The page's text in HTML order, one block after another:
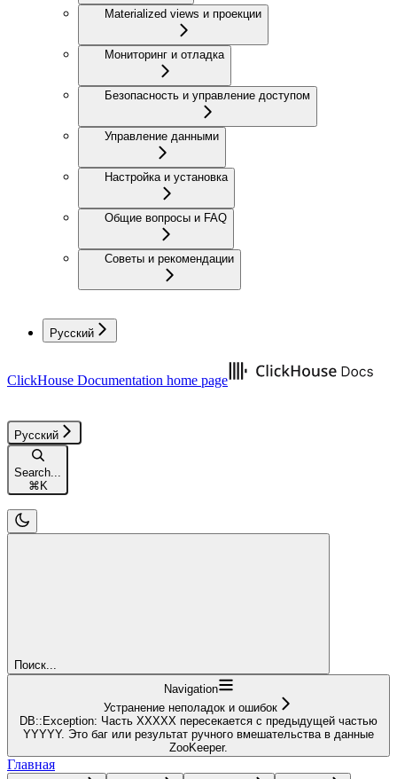
Materialized views и проекции
Мониторинг и отладка
Безопасность и управление доступом
Управление данными
Настройка и установка
Общие вопросы и FAQ
Советы и рекомендации
Русский
ClickHouse Documentation home page
Русский
Search...
⌘ K
Поиск...
Navigation
Устранение неполадок и ошибок
DB::Exception: Часть XXXXX пересекается с предыдущей частью
YYYYY. Это баг или результат ручного вмешательства в данные
ZooKeeper.
Главная